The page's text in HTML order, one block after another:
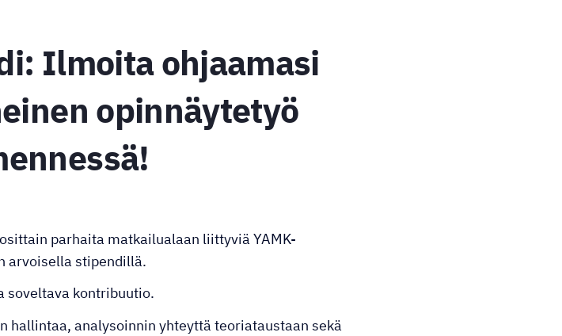
Ilmoita ohjaamasi
opinnäytetyö
parhaita matkailualaan liittyviä YAMK-
arvoisella stipendillä.
soveltava kontribuutio.
hallintaa, analysoinnin yhteyttä teoriataustaan sekä